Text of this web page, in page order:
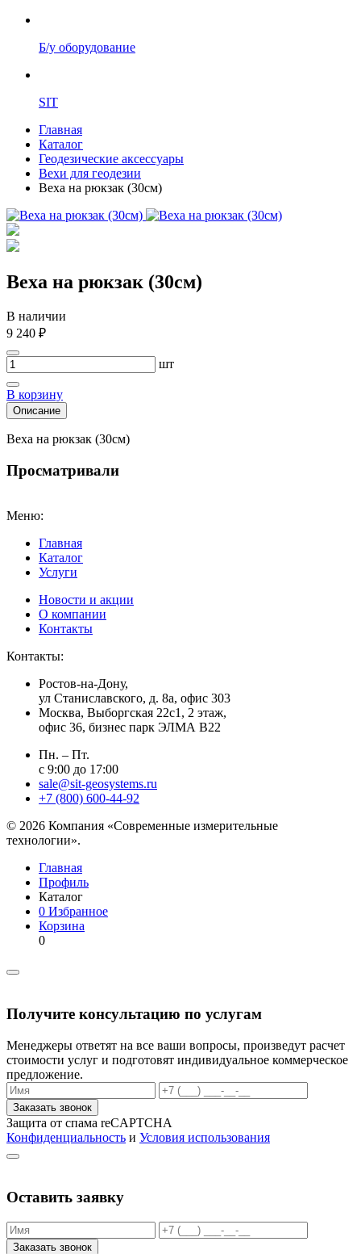
Б/у оборудование
SIT
Главная
Каталог
Геодезические аксессуары
Вехи для геодезии
Веха на рюкзак (30см)
Веха на рюкзак (30см)
В наличии
9 240 ₽
шт
В корзину
Описание
Веха на рюкзак (30см)
Просматривали
Меню:
Главная
Каталог
Услуги
Новости и акции
О компании
Контакты
Контакты:
Ростов-на-Дону,
ул Станиславского, д. 8а, офис 303
Москва, Выборгская 22с1, 2 этаж,
офис 36, бизнес парк ЭЛМА В22
Пн. – Пт.
с 9:00 до 17:00
sale@sit-geosystems.ru
+7 (800) 600-44-92
© 2026 Компания «Современные измерительные
технологии».
Главная
Профиль
Каталог
0 Избранное
Корзина
0
Получите консультацию по услугам
Менеджеры ответят на все ваши вопросы, произведут расчет
стоимости услуг и подготовят индивидуальное коммерческое
предложение.
Заказать звонок
Защита от спама reCAPTCHA
Конфиденциальность и Условия использования
Оставить заявку
Заказать звонок